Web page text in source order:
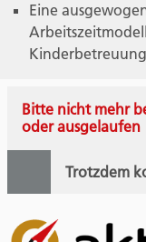
Eine
Bitte nicht mehr
oder ausgelaufen
Trotzdem